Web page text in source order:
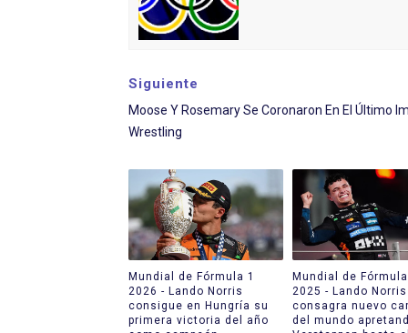
Tour de Francia
Mundial de Fórmula 1
Campeonato de Europa
Siguiente
Moose Y Rosemary Se Coronaron En El Último
Wrestling
Mundial de Fórmula 1
2026 - Lando Norris
consigue en Hungría su
primera victoria del año
Mundial de Fórmula
2025 - Lando
consagra nuevo
del mundo